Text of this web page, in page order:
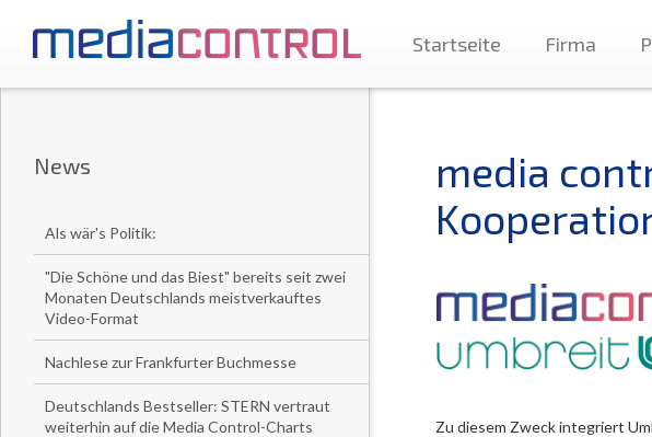
Startseite Firma
News
Als wär's Politik:
"Die Schöne und das Biest" bereits seit zwei
Monaten Deutschlands meistverkauftes
Video-Format
Nachlese zur Frankfurter Buchmesse
Deutschlands Bestseller: STERN vertraut
weiterhin auf die Media Control-Charts
media
Zu diesem Zweck integriert